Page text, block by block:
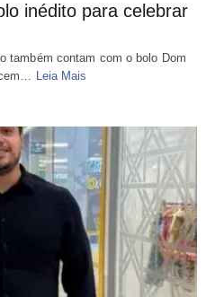
inédito para celebrar
também contam com o bolo Dom
Leia Mais